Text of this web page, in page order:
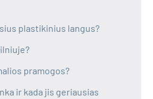
plastikinius langus?
pramogos?
ir kada jis geriausias